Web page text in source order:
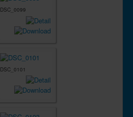
DSC_0099
DSC_0101